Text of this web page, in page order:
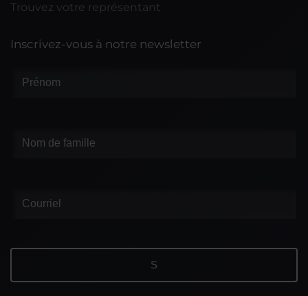
Trouvez votre représentant
Inscrivez-vous à notre newsletter